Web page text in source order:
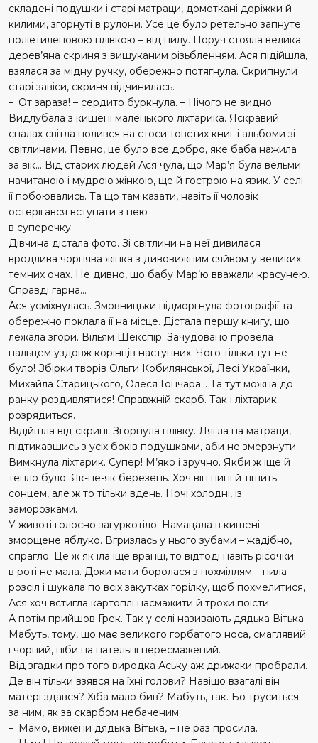
складені подушки і старі матраци, домоткані доріжки й
килими, згорнуті в рулони. Усе це було ретельно запнуте
поліетиленовою плівкою – від пилу. Поруч стояла велика
дерев’яна скриня з вишуканим різьбленням. Ася підійшла,
взялася за мідну ручку, обережно потягнула. Скрипнули
старі завіси, скриня відчинилась.
– От зараза! – сердито буркнула. – Нічого не видно.
Видлубала з кишені маленького ліхтарика. Яскравий
спалах світла полився на стоси товстих книг і альбоми зі
світлинами. Певно, це було все добро, яке баба нажила
за вік… Від старих людей Ася чула, що Мар’я була вельми
начитаною і мудрою жінкою, ще й гострою на язик. У селі
її побоювались. Та що там казати, навіть її чоловік
остерігався вступати з нею
в суперечку.
Дівчина дістала фото. Зі світлини на неї дивилася
вродлива чорнява жінка з дивовижним сяйвом у великих
темних очах. Не дивно, що бабу Мар’ю вважали красунею.
Справді гарна…
Ася усміхнулась. Змовницьки підморгнула фотографії та
обережно поклала її на місце. Дістала першу книгу, що
лежала згори. Вільям Шекспір. Зачудовано провела
пальцем уздовж корінців наступних. Чого тільки тут не
було! Збірки творів Ольги Кобилянської, Лесі Українки,
Михайла Старицького, Олеся Гончара… Та тут можна до
ранку роздивлятися! Справжній скарб. Так і ліхтарик
розрядиться.
Відійшла від скрині. Згорнула плівку. Лягла на матраци,
підтикавшись з усіх боків подушками, аби не змерзнути.
Вимкнула ліхтарик. Супер! М’яко і зручно. Якби ж іще й
тепло було. Як-не-як березень. Хоч він нині й тішить
сонцем, але ж то тільки вдень. Ночі холодні, із
заморозками.
У животі голосно загуркотіло. Намацала в кишені
зморщене яблуко. Вгризлась у нього зубами – жадібно,
спрагло. Це ж як їла іще вранці, то відтоді навіть рісочки
в роті не мала. Доки мати боролася з похміллям – пила
розсіл і шукала по всіх закутках горілку, щоб похмелитися,
Ася хоч встигла картоплі насмажити й трохи поїсти.
А потім прийшов Грек. Так у селі називають дядька Вітька.
Мабуть, тому, що має великого горбатого носа, смаглявий
і чорний, ніби на пательні пересмажений.
Від згадки про того виродка Аську аж дрижаки пробрали.
Де він тільки взявся на їхні голови? Навіщо взагалі він
матері здався? Хіба мало бив? Мабуть, так. Бо труситься
за ним, як за скарбом небаченим.
– Мамо, вижени дядька Вітька, – не раз просила.